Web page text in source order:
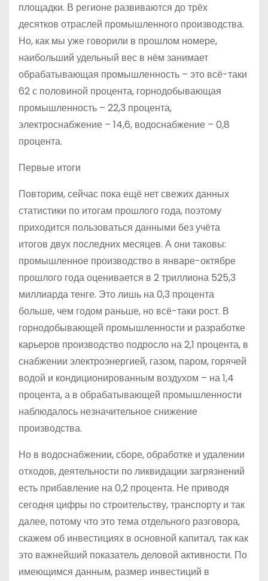
площадки. В регионе развиваются до трёх
десятков отраслей промышленного производства.
Но, как мы уже говорили в прошлом номере,
наибольший удельный вес в нём занимает
обрабатывающая промышленность – это всё-таки
62 с половиной процента, горнодобывающая
промышленность – 22,3 процента,
электроснабжение – 14,6, водоснабжение – 0,8
процента.
Первые итоги
Повторим, сейчас пока ещё нет свежих данных
статистики по итогам прошлого года, поэтому
приходится пользоваться данными без учёта
итогов двух последних месяцев. А они таковы:
промышленное производство в январе-октябре
прошлого года оценивается в 2 триллиона 525,3
миллиарда тенге. Это лишь на 0,3 процента
больше, чем годом раньше, но всё-таки рост. В
горнодобывающей промышленности и разработке
карьеров производство подросло на 2,1 процента, в
снабжении электроэнергией, газом, паром, горячей
водой и кондиционированным воздухом – на 1,4
процента, а в обрабатывающей промышленности
наблюдалось незначительное снижение
производства.
Но в водоснабжении, сборе, обработке и удалении
отходов, деятельности по ликвидации загрязнений
есть прибавление на 0,2 процента. Не приводя
сегодня цифры по строительству, транспорту и так
далее, потому что это тема отдельного разговора,
скажем об инвестициях в основной капитал, так как
это важнейший показатель деловой активности. По
имеющимся данным, размер инвестиций в